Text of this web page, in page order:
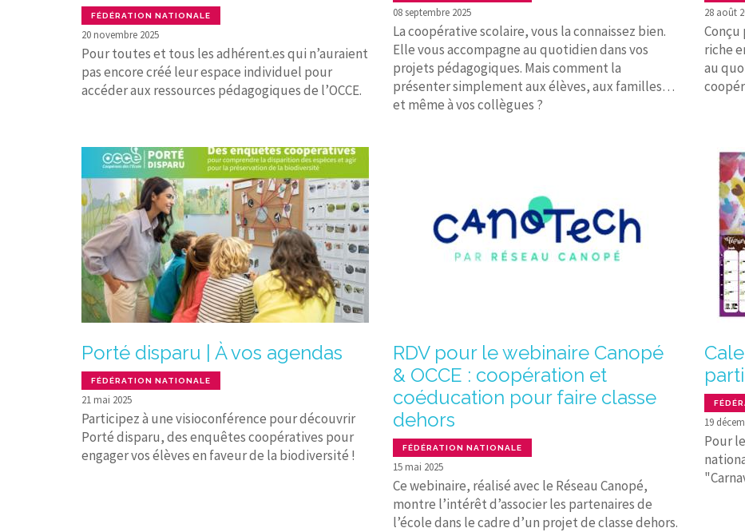
FÉDÉRATION NATIONALE
20 novembre 2025
Pour toutes et tous les adhérent.es qui n’auraient
pas encore créé leur espace individuel pour
accéder aux ressources pédagogiques de l’OCCE.
08 septembre 2025
La coopérative scolaire, vous la connaissez bien.
Elle vous accompagne au quotidien dans vos
projets pédagogiques. Mais comment la
présenter simplement aux élèves, aux familles…
et même à vos collègues ?
28 août
riche
au
Porté disparu | À vos agendas
FÉDÉRATION NATIONALE
21 mai 2025
Participez à une visioconférence pour découvrir
Porté disparu, des enquêtes coopératives pour
engager vos élèves en faveur de la biodiversité !
RDV pour le webinaire Canopé
& OCCE : coopération et
coéducation pour faire classe
dehors
FÉDÉRATION NATIONALE
15 mai 2025
Ce webinaire, réalisé avec le Réseau Canopé,
montre l’intérêt d’associer les partenaires de
l’école dans le cadre d’un projet de classe dehors.
19
Pour